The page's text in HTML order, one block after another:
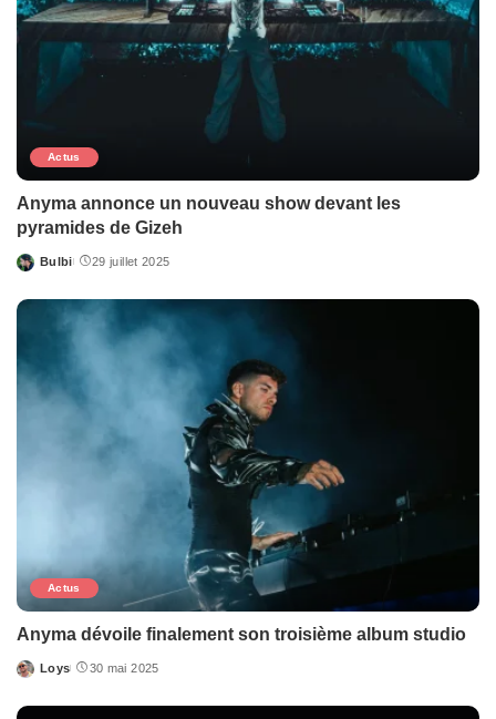
Actus
Anyma annonce un nouveau show devant les
pyramides de Gizeh
Posted
Bulbi 29 juillet 2025
Actus
Anyma dévoile finalement son troisième album studio
Posted
Loys 30 mai 2025